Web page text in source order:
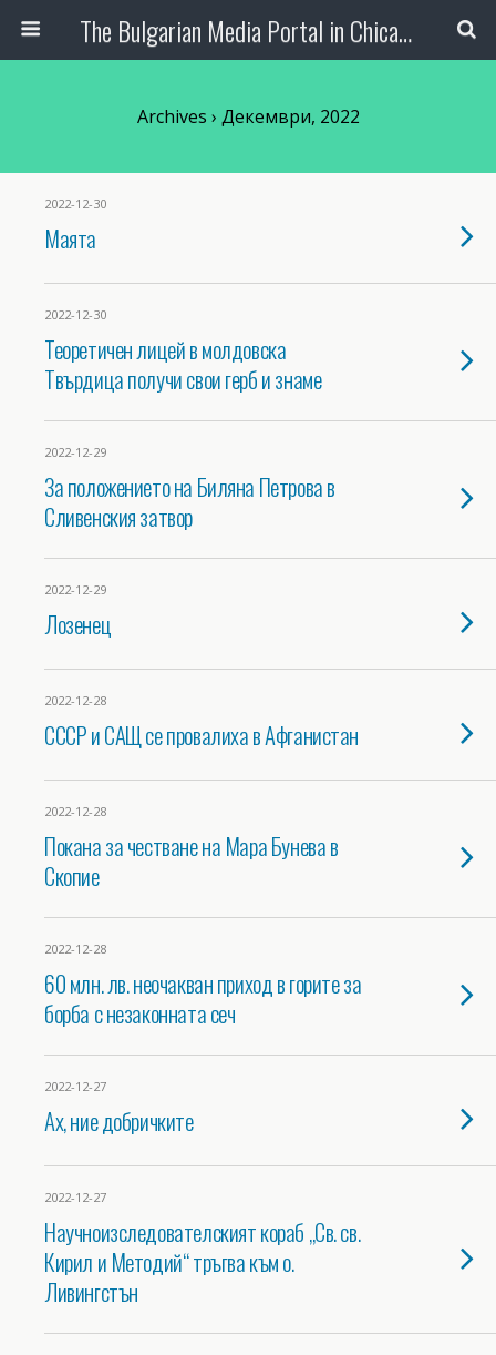
The Bulgarian Media Portal in Chicago
Archives › Декември, 2022
2022-12-30
Маята
2022-12-30
Теоретичен лицей в молдовска
Твърдица получи свои герб и знаме
2022-12-29
За положението на Биляна Петрова в
Сливенския затвор
2022-12-29
Лозенец
2022-12-28
СССР и САЩ се провалиха в Афганистан
2022-12-28
Покана за честване на Мара Бунева в
Скопие
2022-12-28
60 млн. лв. неочакван приход в горите за
борба с незаконната сеч
2022-12-27
Ах, ние добричките
2022-12-27
Научноизследователският кораб „Св. св.
Кирил и Методий“ тръгва към о.
Ливингстън